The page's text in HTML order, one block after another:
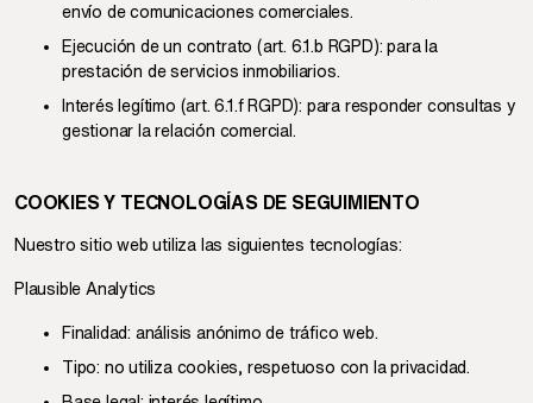
envío de comunicaciones comerciales.
Ejecución de un contrato (art. 6.1.b RGPD): para la
prestación de servicios inmobiliarios.
Interés legítimo (art. 6.1.f RGPD): para responder consultas y
gestionar la relación comercial.
COOKIES Y TECNOLOGÍAS DE SEGUIMIENTO
Nuestro sitio web utiliza las siguientes tecnologías:
Plausible Analytics
Finalidad: análisis anónimo de tráfico web.
Tipo: no utiliza cookies, respetuoso con la privacidad.